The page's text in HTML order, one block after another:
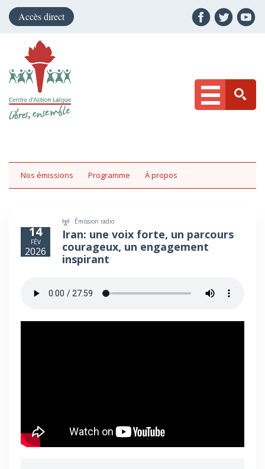
Accès direct
Nos émissions Programme À propos
14
FÉV
2026
Émission radio
Iran: une voix forte, un parcours
courageux, un engagement
inspirant